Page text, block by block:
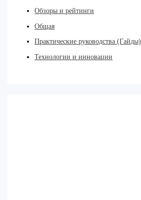
Обзоры и рейтинги
Общая
Практические руководства (Гайды)
Технологии и инновации